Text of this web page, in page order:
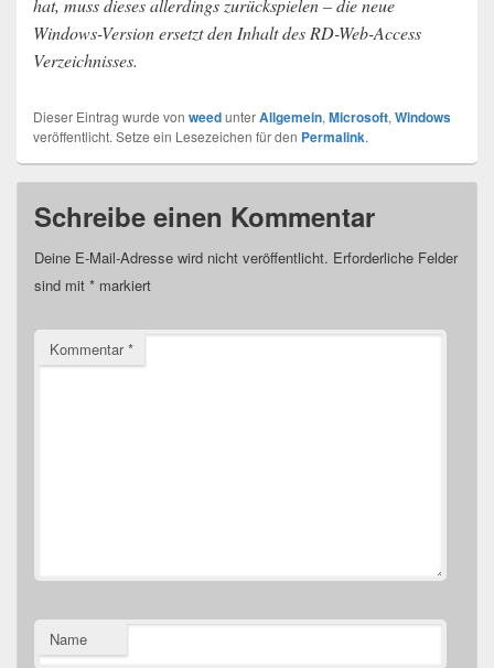
Windows-Version ersetzt den Inhalt des RD-Web-Access
Verzeichnisses.
Dieser Eintrag wurde von weedunterAllgemein, Microsoft, Windows
veröffentlicht. Setze ein Lesezeichen für den Permalink.
Schreibe einen Kommentar
Deine E-Mail-Adresse wird nicht veröffentlicht. Erforderliche Felder
sind mit * markiert
Kommentar*
Name